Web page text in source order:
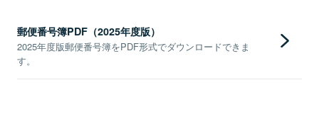
郵便番号簿PDF（2025年度版）
2025年度版郵便番号簿をPDF形式でダウンロードできま
す。